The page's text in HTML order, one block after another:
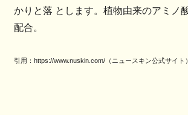
かりと落 とします。植物由来のアミノ
配合。
引用：https://www.nuskin.com/（ニュースキン公式サイト）